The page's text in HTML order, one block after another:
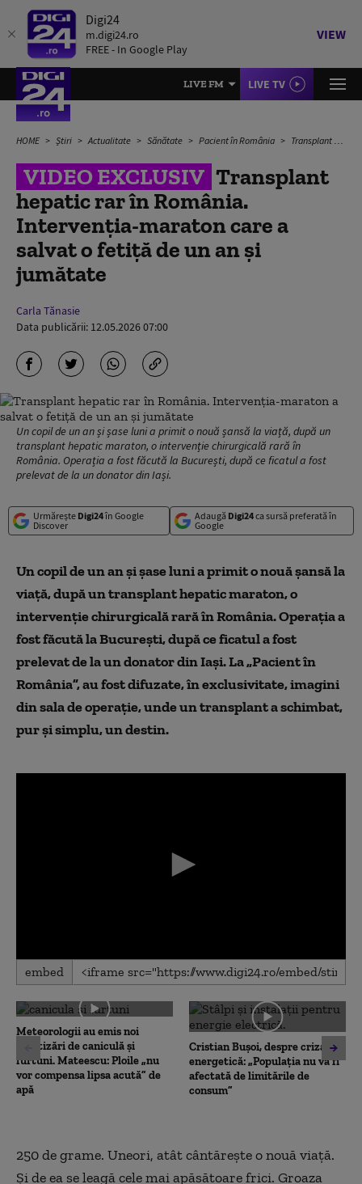
Digi24
m.digi24.ro
FREE - In Google Play
VIEW
LIVE FM LIVE TV
HOME Știri Actualitate Sănătate Pacient în România Transplant hepatic rar în România. Intervenția-maraton care a salvat o fetiță de un an și jumătate
VIDEO EXCLUSIV Transplant
hepatic rar în România.
Intervenția-maraton care a
salvat o fetiță de un an și
jumătate
Carla Tănasie
Data publicării: 12.05.2026 07:00
Un copil de un an și șase luni a primit o nouă șansă la viață, după un
transplant hepatic maraton, o intervenție chirurgicală rară în
România. Operația a fost făcută la București, după ce ficatul a fost
prelevat de la un donator din Iași.
Urmărește Digi24în Google
Discover
Adaugă Digi24ca sursă preferată în
Google
Un copil de un an și șase luni a primit o nouă șansă la
viață, după un transplant hepatic maraton, o
intervenție chirurgicală rară în România. Operația a
fost făcută la București, după ce ficatul a fost
prelevat de la un donator din Iași. La „Pacient în
România”, au fost difuzate, în exclusivitate, imagini
din sala de operație, unde un transplant a schimbat,
pur și simplu, un destin.
0
seconds
0
seconds
embed
Meteorologii au emis noi
avertizări de caniculă și
furtuni. Mateescu: Ploile „nu
vor compensa lipsa acută” de
apă
Cristian Bușoi, despre criza
energetică: „Populația nu va fi
afectată de limitările de
consum”
250 de grame. Uneori, atât cântărește o nouă viață.
Și de ea se leagă cele mai apăsătoare frici. Groaza